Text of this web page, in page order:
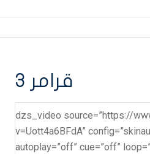
قرامر 3
[dzs_video source=”https://
v=Uott4a6BFdA”
autoplay=”off” cue=”off”